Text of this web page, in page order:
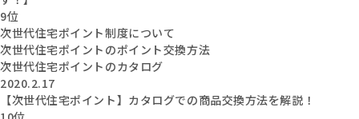
9位
次世代住宅ポイント制度について
次世代住宅ポイントのポイント交換方法
次世代住宅ポイントのカタログ
2020.2.17
【次世代住宅ポイント】カタログでの商品交換方法を解説！